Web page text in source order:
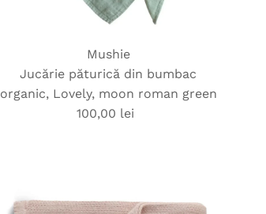
Dată, de la nou-vechi
Mushie
Jucărie păturică din bumbac
organic, Lovely, moon roman green
Preț
100,00 lei